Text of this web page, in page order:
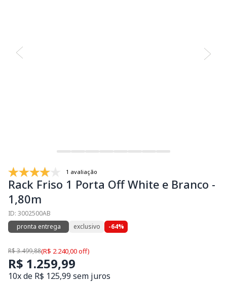
1 avaliação
Rack Friso 1 Porta Off White e Branco -
1,80m
ID: 3002500AB
pronta entrega
exclusivo -64%
R$ 3.499,88(R$ 2.240,00 off)
R$ 1.259,99
10x de R$ 125,99 sem juros